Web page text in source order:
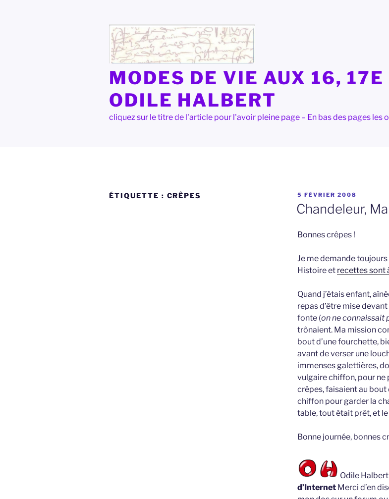
MODES DE VIE AUX 16,
ODILE HALBERT
cliquez sur le titre de l'article pour l'avoir pleine page – En bas des pages
ÉTIQUETTE : CRÊPES
PUBLIÉ
LE
5 FÉVRIER 2008
Chandeleur,
Bonnes crêpes !
Je me demande
Histoire et recettes sont
Quand j’étais enfant,
repas d’être mise
fonte (on ne connaissait
trônaient. Ma mission
bout d’une fourchette,
avant de verser une
immenses galettières,
vulgaire chiffon, pour ne
crêpes, faisaient au bout
chiffon pour garder la
table, tout était prêt, et
Bonne journée, bonnes
Odile Halbert
d’Internet Merci d’en